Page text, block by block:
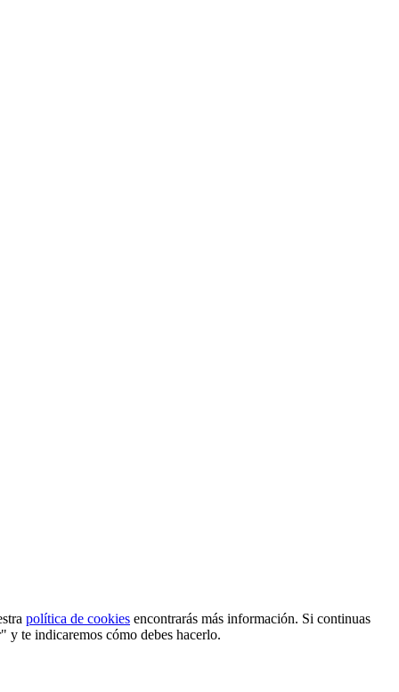
política de cookies encontrarás más información. Si continuas
y te indicaremos cómo debes hacerlo.